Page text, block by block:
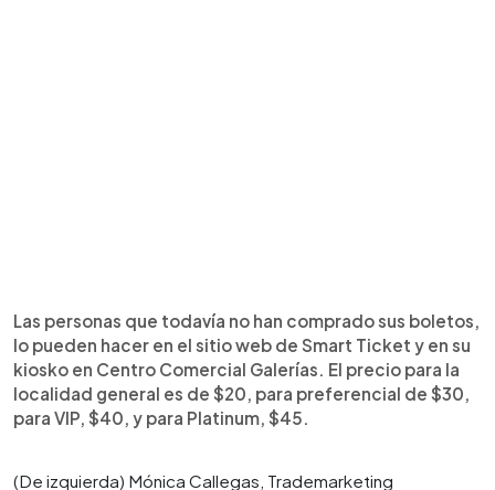
Las personas que todavía no han comprado sus boletos,
lo pueden hacer en el sitio web de Smart Ticket y en su
kiosko en Centro Comercial Galerías. El precio para la
localidad general es de $20, para preferencial de $30,
para VIP, $40, y para Platinum, $45.
(De izquierda) Mónica Callegas, Trademarketing